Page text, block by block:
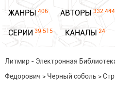
ЖАНРЫ 406 АВТОРЫ 332 444
СЕРИИ 39 515 КАНАЛЫ 24
Литмир - Электронная
Федорович > Черный соболь >